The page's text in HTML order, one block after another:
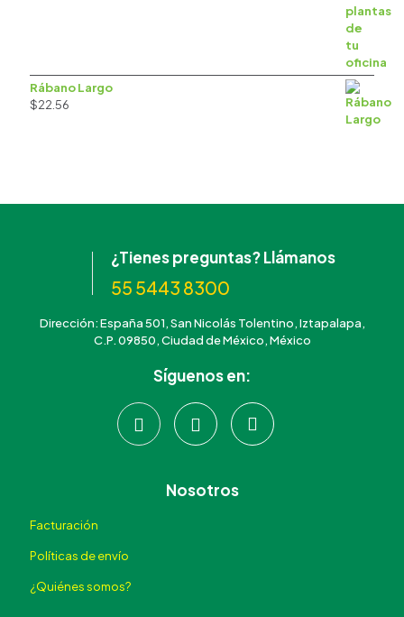
Rábano Largo
$22.56
¿Tienes preguntas? Llámanos
55 5443 8300
Dirección: España 501, San Nicolás Tolentino, Iztapalapa,
C.P. 09850, Ciudad de México, México
Síguenos en:
Nosotros
Facturación
Políticas de envío
¿Quiénes somos?